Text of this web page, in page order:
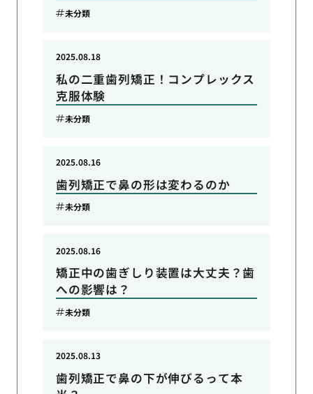
未分類
私の二重歯列矯正！コンプレックス
克服体験
2025.08.18
未分類
歯列矯正で鼻の形は変わるのか
2025.08.16
未分類
矯正中の歯ぎしり装置は大丈夫？歯
への影響は？
2025.08.16
未分類
歯列矯正で鼻の下が伸びるって本
2025.08.13